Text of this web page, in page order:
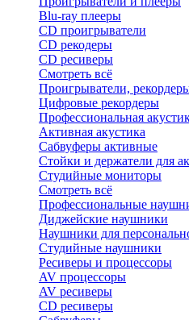
Blu-ray плееры
CD проигрыватели
CD рекодеры
CD ресиверы
Смотреть всё
Проигрыватели,
Цифровые рекордеры
Профессиональная
Активная акустика
Сабвуферы активные
Стойки и держатели для
Студийные мониторы
Смотреть всё
Профессиональные
Диджейские наушники
Наушники для
Студийные наушники
Ресиверы и процессоры
AV процессоры
AV ресиверы
CD ресиверы